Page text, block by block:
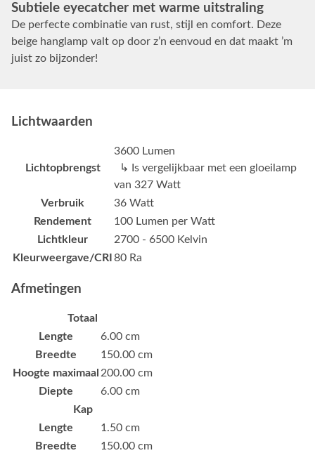
Subtiele eyecatcher met warme uitstraling
De perfecte combinatie van rust, stijl en comfort. Deze
beige hanglamp valt op door z’n eenvoud en dat maakt ’m
juist zo bijzonder!
Lichtwaarden
Lichtopbrengst
3600 Lumen
↳ Is vergelijkbaar met een gloeilamp
van 327 Watt
Verbruik
36 Watt
Rendement
100 Lumen per Watt
Lichtkleur
2700 - 6500 Kelvin
Kleurweergave/CRI 80 Ra
Afmetingen
Totaal
Lengte
6.00 cm
Breedte
150.00 cm
Hoogte maximaal 200.00 cm
Diepte
6.00 cm
Kap
Lengte
1.50 cm
Breedte
150.00 cm